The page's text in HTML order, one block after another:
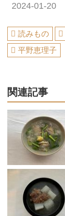
2024-01-20
読みもの
平野恵理子
関連記事